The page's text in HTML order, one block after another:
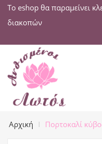
Το eshop θα παραμείνει
διακοπών
Αρχική Πορτοκαλί